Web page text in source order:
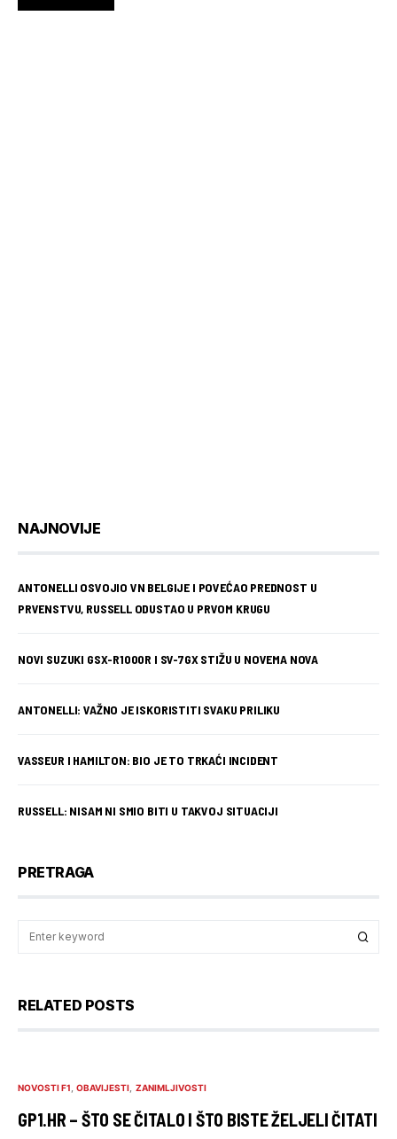
NAJNOVIJE
ANTONELLI OSVOJIO VN BELGIJE I POVEĆAO PREDNOST U
PRVENSTVU, RUSSELL ODUSTAO U PRVOM KRUGU
NOVI SUZUKI GSX-R1000R I SV-7GX STIŽU U NOVEMA NOVA
ANTONELLI: VAŽNO JE ISKORISTITI SVAKU PRILIKU
VASSEUR I HAMILTON: BIO JE TO TRKAĆI INCIDENT
RUSSELL: NISAM NI SMIO BITI U TAKVOJ SITUACIJI
PRETRAGA
RELATED POSTS
NOVOSTI F1 OBAVIJESTI ZANIMLJIVOSTI
GP1.HR – ŠTO SE ČITALO I ŠTO BISTE ŽELJELI ČITATI